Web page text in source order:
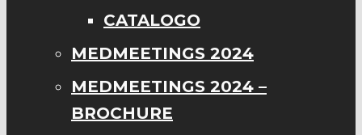
CATALOGO
MEDMEETINGS 2024
MEDMEETINGS 2024 –
BROCHURE